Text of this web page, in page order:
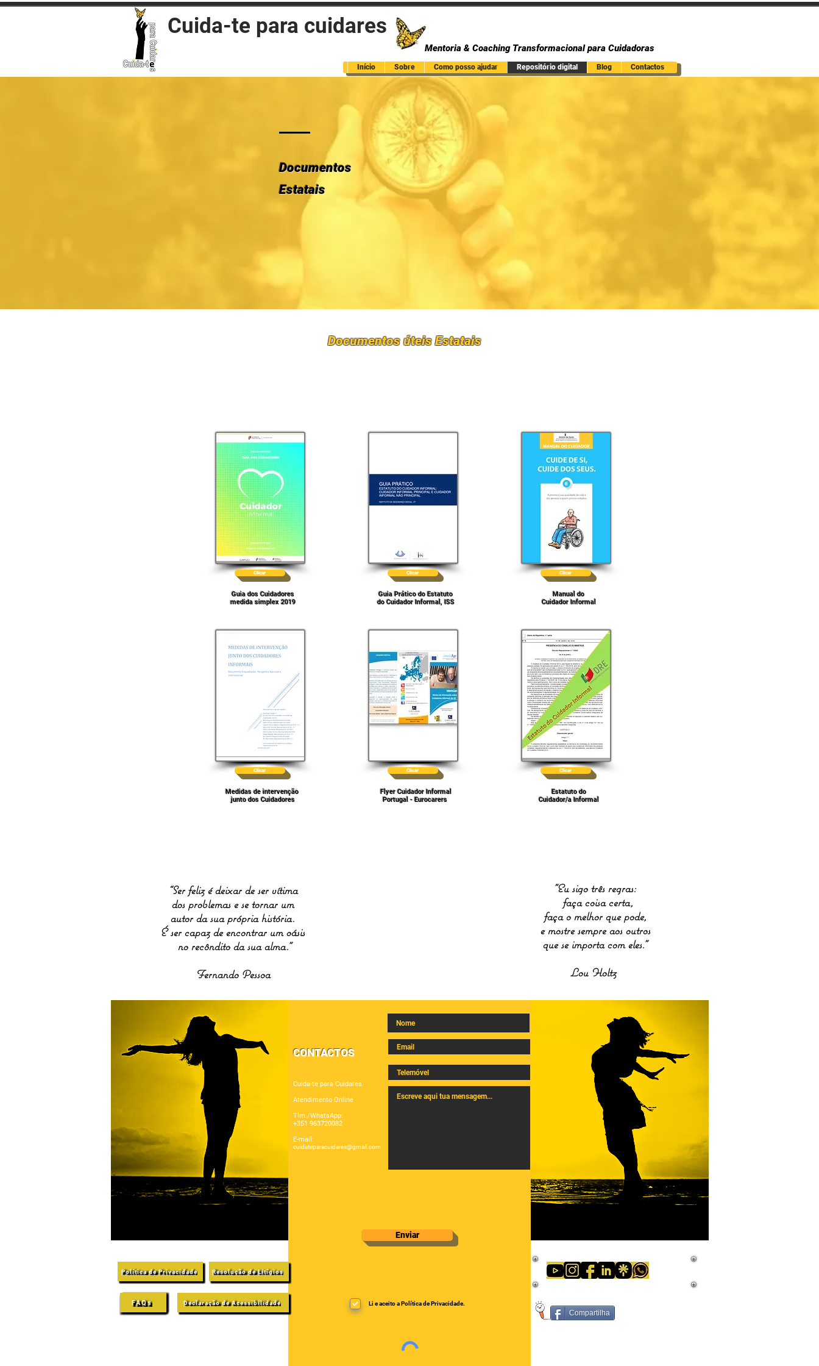
Cuida-te para cuidares
Mentoria & Coaching Transformacional para Cuidadoras
Início Sobre Como posso ajudar Repositório digital Blog Contactos
Documentos
Estatais
Documentos úteis Estatais
Clicar
Guia dos Cuidadores
medida simplex 2019
Clicar
Medidas de intervenção
junto dos Cuidadores
Clicar
Guia Prático do Estatuto
do Cuidador Informal, ISS
Clicar
Flyer Cuidador Informal
Portugal - Eurocarers
Clicar
Manual do
Cuidador Informal
Clicar
Estatuto do
Cuidador/a Informal
“Ser feliz é deixar de ser vítima
dos problemas e se tornar um
autor da sua própria história.
É ser capaz de encontrar um oásis
no recôndito da sua alma."
Fernando Pessoa
"Eu sigo três regras:
faça coisa certa,
faça o melhor que pode,
e mostre sempre aos outros
que se importa com eles."
Lou Holtz
Política de Privacidade
CONTACTOS
Cuida-te para Cuidares
Atendimento Online
Tlm./WhatsApp:
+351 963720082
E-mail:
cuidateparacuidares@gmail.com
Enviar
Li e aceito a Política de Privacidade.
FAQs Declaração de Acessibilidade
Compartilha
Resolução de Litígios